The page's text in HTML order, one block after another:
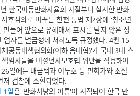
한국아동만화자율회 시절부터 실시한 만화
후심의로 바꾸는 한편 동법 제2장에 '청소년
들어 앞으로 유해매체 표시를 달지 않은 성
업자를 벌금형에 처하도록 규정했다. 4월 15
공동대책협의회(이하 음대협)'가 국내 3대 스
임자들을 미성년자보호법 위반을 적용하여
일에는 배금택과 이두호 등 만화가와 소설
저 검찰에 소환되었다.
1일은 '만화사냥의 여름'이 시작되어 한국 만